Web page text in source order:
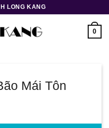
LONG KANG
0
Mái Tôn